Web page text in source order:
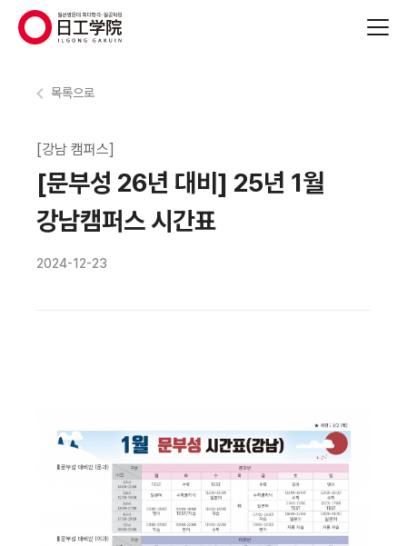
(주)지원에듀
목록으로
[강남 캠퍼스]
[문부성 26년 대비] 25년 1월
강남캠퍼스 시간표
2024-12-23